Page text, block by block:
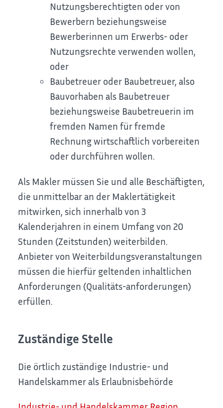
Nutzungsberechtigten oder von
Bewerbern beziehungsweise
Bewerberinnen um Erwerbs- oder
Nutzungsrechte verwenden wollen,
oder
Baubetreuer oder Baubetreuer, also
Bauvorhaben als Baubetreuer
beziehungsweise Baubetreuerin im
fremden Namen für fremde
Rechnung wirtschaftlich vorbereiten
oder durchführen wollen.
Als Makler müssen Sie und alle Beschäftigten,
die unmittelbar an der Maklertätigkeit
mitwirken, sich innerhalb von 3
Kalenderjahren in einem Umfang von 20
Stunden (Zeitstunden) weiterbilden.
Anbieter von Weiterbildungsveranstaltungen
müssen die hierfür geltenden inhaltlichen
Anforderungen (Qualitäts-anforderungen)
erfüllen.
Zuständige Stelle
Die örtlich zuständige Industrie- und
Handelskammer als Erlaubnisbehörde